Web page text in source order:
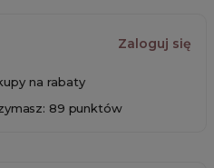
Zaloguj się
na rabaty
89 punktów